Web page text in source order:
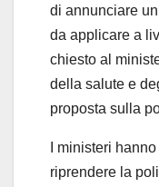
di annunciare
da applicare a
chiesto al
della salute e
proposta sulla
I ministeri
riprendere la